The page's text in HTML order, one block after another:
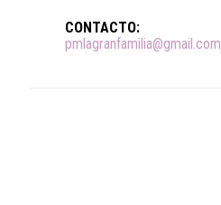
CONTACTO:
pmlagranfamilia@gmail.com